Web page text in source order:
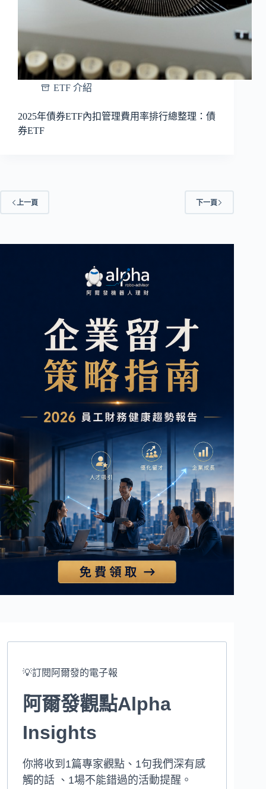
ETF 介紹
2025年債券ETF內扣管理費用率排行總整理：債
券ETF
上一頁 下一頁
💡訂閱阿爾發的電子報
阿爾發觀點Alpha
Insights
你將收到1篇專家觀點、1句我們深有感
觸的話 、1場不能錯過的活動提醒。